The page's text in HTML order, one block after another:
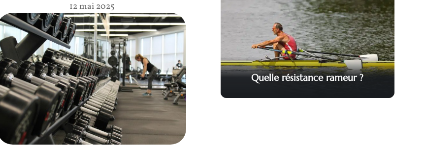
12 mai 2025
Quelle résistance rameur ?